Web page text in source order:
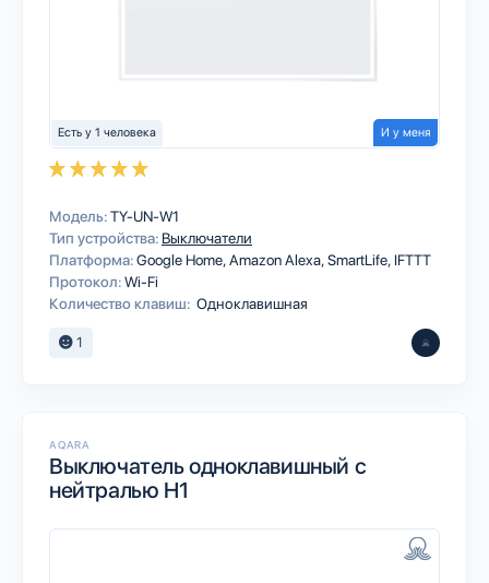
Есть у 1 человека И у меня
Модель:TY-UN-W1
Тип устройства: Выключатели
Платформа:Google HomeAmazon AlexaSmartLife IFTTT
Протокол:Wi-Fi
Количество клавиш: Одноклавишная
1
AQARA
Выключатель одноклавишный с
нейтралью H1